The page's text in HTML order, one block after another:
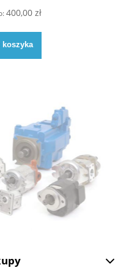
400,00 zł
koszyka